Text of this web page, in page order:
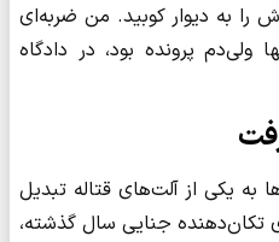
را به دیوار کوبید. من ضربه‌ای
ولی‌دم پرونده بود، در دادگاه
به یکی از آلت‌های قتاله تبدیل
تکان‌دهنده جنایی سال گذشته،